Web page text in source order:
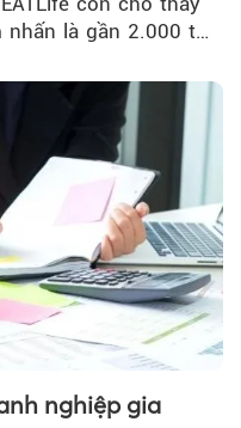
nhấn là gần 2.000 tỷ
nghiệp gia